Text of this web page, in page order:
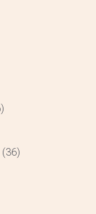
(36)